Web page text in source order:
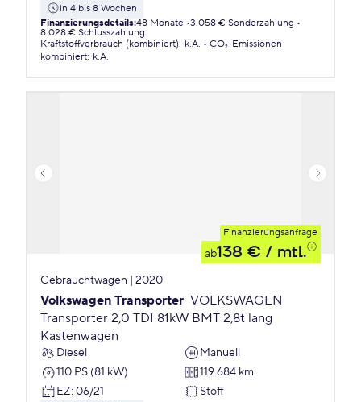
in 4 bis 8 Wochen
Finanzierungsdetails:48 Monate 3.058 € Sonderzahlung
8.028 € Schlusszahlung
Kraftstoffverbrauch (kombiniert): k.A.
CO₂-Emissionen
kombiniert: k.A.
Finanzierungsanfrage
ab138 € / mtl.
Gebrauchtwagen | 2020
Volkswagen Transporter VOLKSWAGEN
Transporter 2,0 TDI 81kW BMT 2,8t lang
Kastenwagen
Diesel
Manuell
110 PS (81 kW)
119.684 km
EZ: 06/21 Stoff